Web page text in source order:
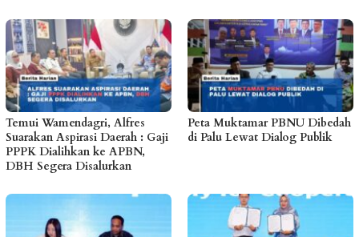
Temui Wamendagri, Alfres
Suarakan Aspirasi Daerah : Gaji
PPPK Dialihkan ke APBN,
DBH Segera Disalurkan
Peta Muktamar PBNU Dibedah
di Palu Lewat Dialog Publik